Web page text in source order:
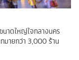
นาดใหญ่ใจกลางนคร
มายกว่า 3,000 ร้าน